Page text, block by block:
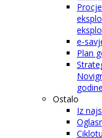
e-
Plan
godine
Ostalo
Iz